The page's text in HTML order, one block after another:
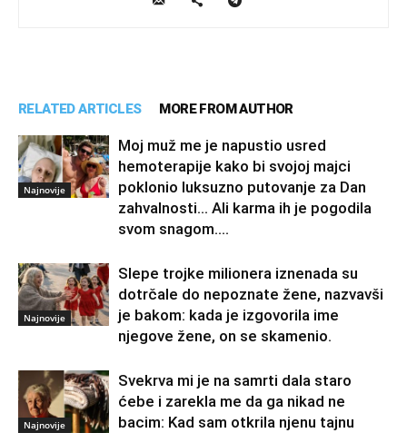
RELATED ARTICLES MORE FROM AUTHOR
Najnovije
Moj muž me je napustio usred
hemoterapije kako bi svojoj majci
poklonio luksuzno putovanje za Dan
zahvalnosti… Ali karma ih je pogodila
svom snagom....
Najnovije
Slepe trojke milionera iznenada su
dotrčale do nepoznate žene, nazvavši
je bakom: kada je izgovorila ime
njegove žene, on se skamenio.
Najnovije
Svekrva mi je na samrti dala staro
ćebe i zarekla me da ga nikad ne
bacim: Kad sam otkrila njenu tajnu